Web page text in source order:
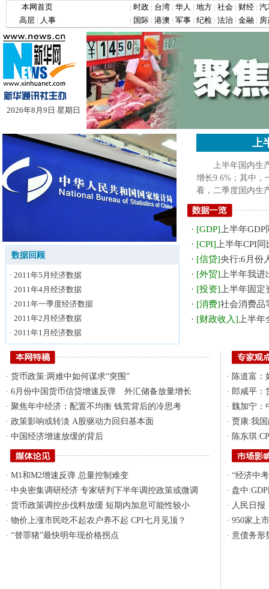
2026年8月9日 星期日
数据回顾
· 2011年5月经济数据
· 2011年4月经济数据
· 2011年一季度经济数据
· 2011年2月经济数据
· 2011年1月经济数据
上
上半年国内生产
增长9.6%；其中，
看，二季度国内生
· [GDP] 上半年
· [CPI] 上半年CPI
· [信贷]央行:6月份
· [外贸] 上半年我
· [投资] 上半年固
· [消费]社会消费品
· [财政收入] 上半
· 货币政策:两难中如何谋求“突围”
· 6月份中国货币信贷增速反弹 外汇储备放量增长
· 聚焦年中经济：配置不均衡 钱荒背后的冷思考
· 政策影响或转淡 A股驱动力回归基本面
· 中国经济增速放缓的背后
· M1和M2增速反弹 总量控制难变
· 中央密集调研经济 专家研判下半年调控政策或微调
· 货币政策调控步伐料放缓 短期内加息可能性较小
· 物价上涨市民吃不起农户养不起 CPI七月见顶？
· “替罪猪”最快明年现价格拐点
· 陈道富：
· 郎咸平：
· 魏加宁：
· 贾康:我
· 陈东琪
· “经济中
· 盘中
· 人民日报
· 950家上
· 意债务形